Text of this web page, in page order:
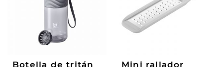
Botella de tritán
Mini rallador